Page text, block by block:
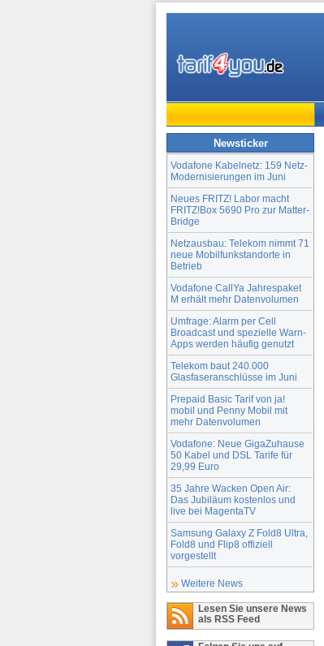
Newsticker
Vodafone Kabelnetz: 159 Netz-
Modernisierungen im Juni
Neues FRITZ! Labor macht
FRITZ!Box 5690 Pro zur Matter-
Bridge
Netzausbau: Telekom nimmt 71
neue Mobilfunkstandorte in
Betrieb
Vodafone CallYa Jahrespaket
M erhält mehr Datenvolumen
Umfrage: Alarm per Cell
Broadcast und spezielle Warn-
Apps werden häufig genutzt
Telekom baut 240.000
Glasfaseranschlüsse im Juni
Prepaid Basic Tarif von ja!
mobil und Penny Mobil mit
mehr Datenvolumen
Vodafone: Neue GigaZuhause
50 Kabel und DSL Tarife für
29,99 Euro
35 Jahre Wacken Open Air:
Das Jubiläum kostenlos und
live bei MagentaTV
Samsung Galaxy Z Fold8 Ultra,
Fold8 und Flip8 offiziell
vorgestellt
Weitere News
Lesen Sie unsere News
als RSS Feed